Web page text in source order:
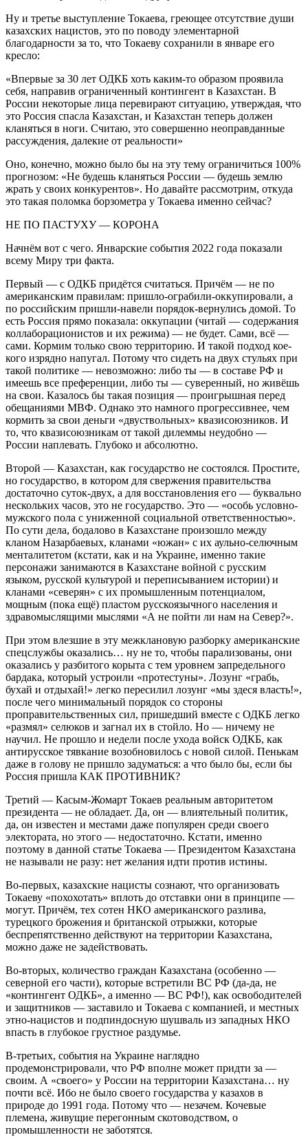
Ну и третье выступление Токаева, греющее отсутствие души
казахских нацистов, это по поводу элементарной
благодарности за то, что Токаеву сохранили в январе его
кресло:
«Впервые за 30 лет ОДКБ хоть каким-то образом проявила
себя, направив ограниченный контингент в Казахстан. В
России некоторые лица перевирают ситуацию, утверждая, что
это Россия спасла Казахстан, и Казахстан теперь должен
кланяться в ноги. Считаю, это совершенно неоправданные
рассуждения, далекие от реальности»
Оно, конечно, можно было бы на эту тему ограничиться 100%
прогнозом: «Не будешь кланяться России — будешь землю
жрать у своих конкурентов». Но давайте рассмотрим, откуда
это такая поломка борзометра у Токаева именно сейчас?
НЕ ПО ПАСТУХУ — КОРОНА
Начнём вот с чего. Январские события 2022 года показали
всему Миру три факта.
Первый — с ОДКБ придётся считаться. Причём — не по
американским правилам: пришло-ограбили-оккупировали, а
по российским пришли-навели порядок-вернулись домой. То
есть Россия прямо показала: оккупации (читай — содержания
коллаборационистов и их режима) — не будет. Сами, всё —
сами. Кормим только свою территорию. И такой подход кое-
кого изрядно напугал. Потому что сидеть на двух стульях при
такой политике — невозможно: либо ты — в составе РФ и
имеешь все преференции, либо ты — суверенный, но живёшь
на свои. Казалось бы такая позиция — проигрышная перед
обещаниями МВФ. Однако это намного прогрессивнее, чем
кормить за свои деньги «двуствольных» квазисоюзников. И
то, что квазисоюзникам от такой дилеммы неудобно —
России наплевать. Глубоко и абсолютно.
Второй — Казахстан, как государство не состоялся. Простите,
но государство, в котором для свержения правительства
достаточно суток-двух, а для восстановления его — буквально
нескольких часов, это не государство. Это — «особь условно-
мужского пола с униженной социальной ответственностью».
По сути дела, бодалово в Казахстане произошло между
кланом Назарбаевых, кланами «южан» с их аульно-селючным
менталитетом (кстати, как и на Украине, именно такие
персонажи занимаются в Казахстане войной с русским
языком, русской культурой и переписыванием истории) и
кланами «северян» с их промышленным потенциалом,
мощным (пока ещё) пластом русскоязычного населения и
здравомыслящими мыслями «А не пойти ли нам на Север?».
При этом влезшие в эту межклановую разборку американские
спецслужбы оказались… ну не то, чтобы парализованы, они
оказались у разбитого корыта с тем уровнем запредельного
бардака, который устроили «протестуны». Лозунг «грабь,
бухай и отдыхай!» легко пересилил лозунг «мы здеся власть!»,
после чего минимальный порядок со стороны
проправительственных сил, пришедший вместе с ОДКБ легко
«размял» селюков и загнал их в стойло. Но — ничему не
научил. Не прошло и недели после ухода войск ОДКБ, как
антирусское тявкание возобновилось с новой силой. Пенькам
даже в голову не пришло задуматься: а что было бы, если бы
Россия пришла КАК ПРОТИВНИК?
Третий — Касым-Жомарт Токаев реальным авторитетом
президента — не обладает. Да, он — влиятельный политик,
да, он известен и местами даже популярен среди своего
электората, но этого — недостаточно. Кстати, именно
поэтому в данной статье Токаева — Президентом Казахстана
не называли не разу: нет желания идти против истины.
Во-первых, казахские нацисты сознают, что организовать
Токаеву «похохотать» вплоть до отставки они в принципе —
могут. Причём, тех сотен НКО американского разлива,
турецкого брожения и британской отрыжки, которые
беспрепятственно действуют на территории Казахстана,
можно даже не задействовать.
Во-вторых, количество граждан Казахстана (особенно —
северной его части), которые встретили ВС РФ (да-да, не
«контингент ОДКБ», а именно — ВС РФ!), как освободителей
и защитников — заставило и Токаева с компанией, и местных
этно-нацистов и подпиндосную шушваль из западных НКО
впасть в глубокое грустное раздумье.
В-третьих, события на Украине наглядно
продемонстрировали, что РФ вполне может придти за —
своим. А «своего» у России на территории Казахстана… ну
почти всё. Ибо не было своего государства у казахов в
природе до 1991 года. Потому что — незачем. Кочевые
племена, живущие перегонным скотоводством, о
промышленности не заботятся.